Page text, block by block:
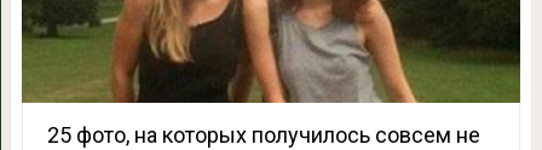
25 фото, на которых получилось совсем не